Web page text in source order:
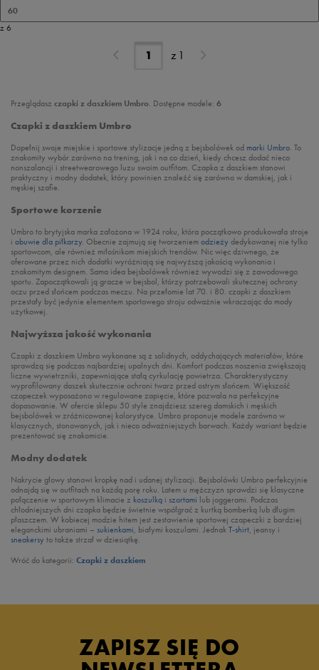
60
z 6
z 1
Przeglądasz czapki z daszkiem Umbro. Dostępne modele: 6
Czapki z daszkiem Umbro
Dopełnij swoje miejskie i sportowe stylizacje jedną z bejsbolówek od marki Umbro. To
znakomity wybór zarówno na trening, jak i na co dzień, kiedy chcesz dodać nieco
nonszalancji i streetwearowego luzu swoim outfitom. Czapka z daszkiem stanowi
praktyczny i modny dodatek, który powinien znaleźć się zarówno w damskiej, jak i
męskiej szafie.
Sportowe korzenie
Umbro to brytyjska marka założona w 1924 roku, która początkowo produkowała stroje
i obuwie dla piłkarzy. Obecnie zajmują się tworzeniemodzieży dedykowanej nie tylko
sportowcom, ale również miłośnikom miejskich trendów. Nic więc dziwnego, że
oferowane przez nich dodatki wyróżniają się najwyższą jakością wykonania i
znakomitym designem. Sama idea bejsbolówek również wywodzi się z zawodowego
sportu. Zapoczątkowali ją gracze w bejsbol, którzy potrzebowali skutecznej ochrony
oczu przed słońcem podczas meczu. Na przełomie lat 70. i 80. czapki z daszkiem
przestały być jedynie elementem sportowego stroju odważnie wkraczając do mody
użytkowej.
Najwyższa jakość wykonania
Czapki z daszkiem Umbro wykonane są z solidnych, oddychających materiałów, które
sprawdzą się podczas najbardziej upalnych dni. Komfort podczas noszenia zwiększają
liczne wywietrzniki, zapewniające stałą cyrkulację powietrza. Charakterystyczny
wyprofilowany daszek skutecznie ochroni twarz przed ostrym słońcem. Większość
czapeczek wyposażono w regulowane zapięcie, które pozwala na perfekcyjne
dopasowanie. W ofercie sklepu 50 style znajdziesz szereg damskich i męskich
bejsbolówek w zróżnicowanej kolorystyce. Umbro proponuje modele zarówno w
klasycznych, stonowanych, jak i nieco odważniejszych barwach. Każdy wariant będzie
prezentować się znakomicie.
Modny dodatek
Nakrycie głowy stanowi kropkę nad i udanej stylizacji. Bejsbolówki Umbro perfekcyjnie
odnajdą się w outfitach na każdą porę roku. Latem u mężczyzn sprawdzi się klasyczne
połączenie w sportowym klimacie z koszulką i szortami lub joggerami. Podczas
chłodniejszych dni czapka będzie świetnie współgrać z kurtką bomberką lub długim
płaszczem. W kobiecej modzie hitem jest zestawienie sportowej czapeczki z bardziej
eleganckimi ubraniami – sukienkami, białymi koszulami. JednakT-shirt, jeansy i
sneakersy to także strzał w dziesiątkę.
Wróć do kategorii: Czapki z daszkiem
ZAPISZ SIĘ DO